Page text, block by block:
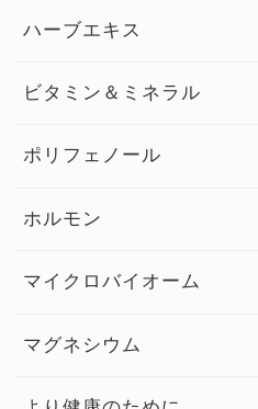
健康セミナー
ダイエット トップ
ハーブエキス
ビタミン＆ミネラル
ビタミン＆ミネラル トップ
ビタミンE
ポリフェノール
ホルモン
マイクロバイオーム
マグネシウム